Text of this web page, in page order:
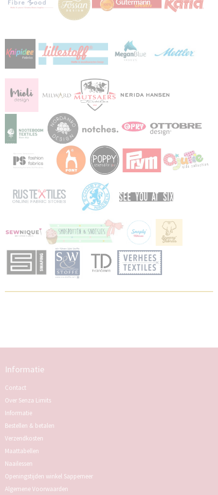
Informatie
Contact
Over Senza Limits
Informatie
Bestellen & betalen
Verzendkosten
Maattabellen
Naailessen
Openingstijden winkel Sappemeer
Algemene Voorwaarden